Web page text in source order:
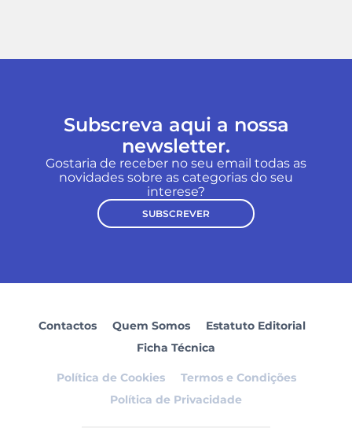
Subscreva aqui a nossa
newsletter.
Gostaria de receber no seu email todas as
novidades sobre as categorias do seu
interese?
SUBSCREVER
Contactos Quem Somos
Estatuto Editorial
Ficha Técnica
Política de Cookies
Termos e Condições
Política de Privacidade